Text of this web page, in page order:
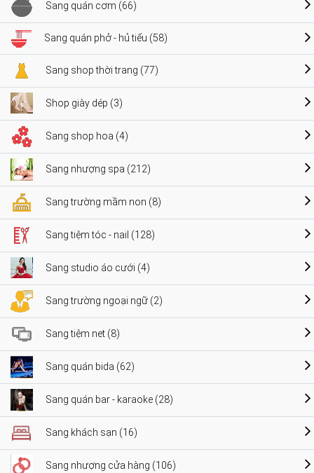
Sang quán cơm (66)
Sang quán phở - hủ tiếu (58)
Sang shop thời trang (77)
Shop giày dép (3)
Sang shop hoa (4)
Sang nhượng spa (212)
Sang trường mầm non (8)
Sang tiệm tóc - nail (128)
Sang studio áo cưới (4)
Sang trường ngoại ngữ (2)
Sang tiệm net (8)
Sang quán bida (62)
Sang quán bar - karaoke (28)
Sang khách sạn (16)
Sang nhượng cửa hàng (106)